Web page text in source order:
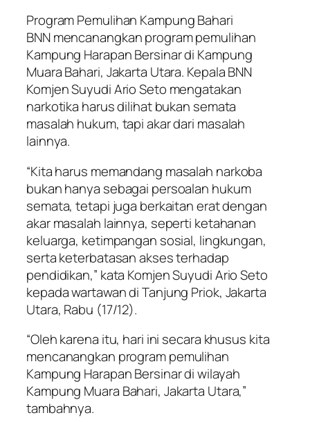
Program Pemulihan Kampung Bahari
BNN mencanangkan program pemulihan
Kampung Harapan Bersinar di Kampung
Muara Bahari, Jakarta Utara. Kepala BNN
Komjen Suyudi Ario Seto mengatakan
narkotika harus dilihat bukan semata
masalah hukum, tapi akar dari masalah
lainnya.
“Kita harus memandang masalah narkoba
bukan hanya sebagai persoalan hukum
semata, tetapi juga berkaitan erat dengan
akar masalah lainnya, seperti ketahanan
keluarga, ketimpangan sosial, lingkungan,
serta keterbatasan akses terhadap
pendidikan,” kata Komjen Suyudi Ario Seto
kepada wartawan di Tanjung Priok, Jakarta
Utara, Rabu (17/12).
“Oleh karena itu, hari ini secara khusus kita
mencanangkan program pemulihan
Kampung Harapan Bersinar di wilayah
Kampung Muara Bahari, Jakarta Utara,”
tambahnya.